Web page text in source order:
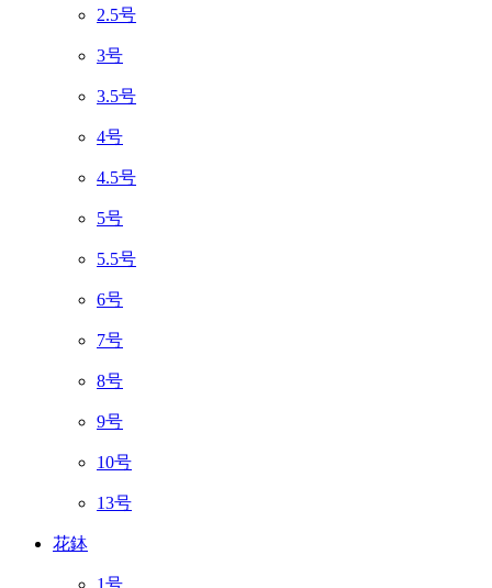
2.5号
3号
3.5号
4号
4.5号
5号
5.5号
6号
7号
8号
9号
10号
13号
花鉢
1号